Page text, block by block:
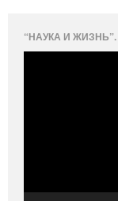
“НАУКА И